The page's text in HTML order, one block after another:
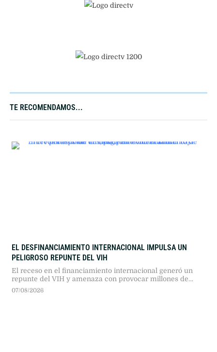
TE RECOMENDAMOS...
EL DESFINANCIAMIENTO INTERNACIONAL IMPULSA UN
PELIGROSO REPUNTE DEL VIH
El receso en el financiamiento internacional generó un
repunte del VIH y amenaza con provocar millones de
contagios. A pesar de los importantes avances científicos
07/08/2026